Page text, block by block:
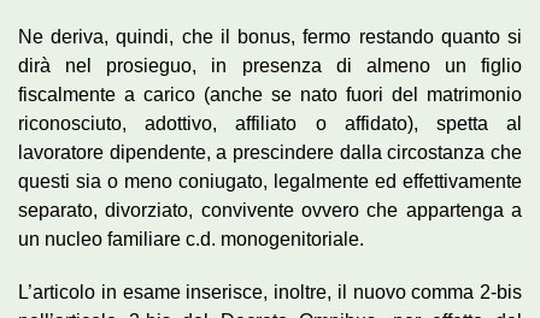
Ne deriva, quindi, che il bonus, fermo restando quanto si
dirà nel prosieguo, in presenza di almeno un figlio
fiscalmente a carico (anche se nato fuori del matrimonio
riconosciuto, adottivo, affiliato o affidato), spetta al
lavoratore dipendente, a prescindere dalla circostanza che
questi sia o meno coniugato, legalmente ed effettivamente
separato, divorziato, convivente ovvero che appartenga a
un nucleo familiare c.d. monogenitoriale.
L’articolo in esame inserisce, inoltre, il nuovo comma 2-bis